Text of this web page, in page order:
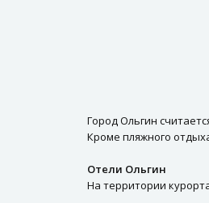
Город Ольгин
Кроме пляжного
Отели Ольгин
На территории